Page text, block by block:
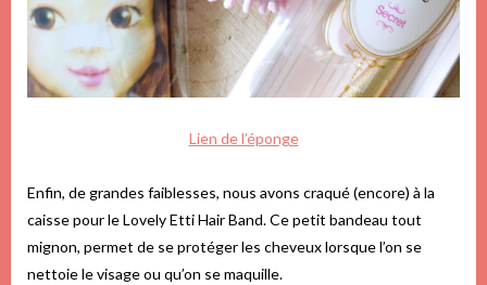
Lien de l’éponge
Enfin, de grandes faiblesses, nous avons craqué (encore) à la
caisse pour le Lovely Etti Hair Band. Ce petit bandeau tout
mignon, permet de se protéger les cheveux lorsque l’on se
nettoie le visage ou qu’on se maquille.